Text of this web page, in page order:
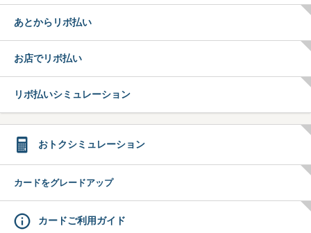
あとからリボ払い
お店でリボ払い
リボ払いシミュレーション
おトクシミュレーション
カードをグレードアップ
カードご利用ガイド